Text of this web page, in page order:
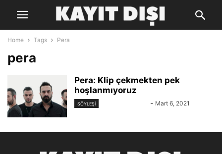
Home Tags Pera
pera
Pera: Klip çekmekten pek
hoşlanmıyoruz
SÖYLEŞİ - Mart 6, 2021